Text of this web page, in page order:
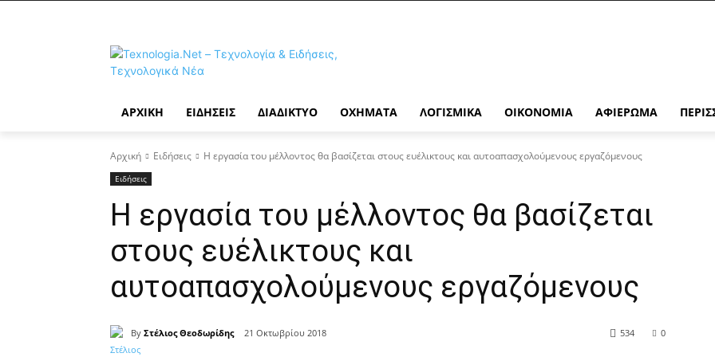
ΑΡΧΙΚΉ ΕΙΔΉΣΕΙΣ ΔΙΑΔΊΚΤΥΟ ΟΧΉΜΑΤΑ ΛΟΓΙΣΜΙΚΆ ΟΙΚΟΝΟΜΊΑ ΑΦΙΈΡΩΜΑ
Αρχική Ειδήσεις Η εργασία του μέλλοντος θα βασίζεται στους ευέλικτους και αυτοαπασχολούμενους εργαζόμενους
Ειδήσεις
Η εργασία του μέλλοντος θα βασίζεται
στους ευέλικτους και
αυτοαπασχολούμενους εργαζόμενους
By Στέλιος Θεοδωρίδης 21 Οκτωβρίου 2018 0
534